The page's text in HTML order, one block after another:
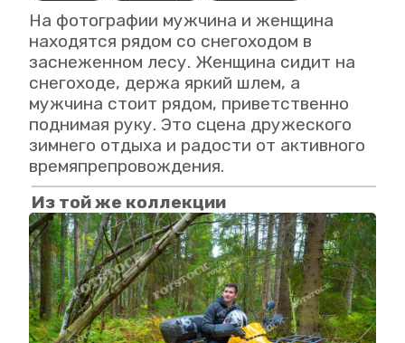
На фотографии мужчина и женщина
находятся рядом со снегоходом в
заснеженном лесу. Женщина сидит на
снегоходе, держа яркий шлем, а
мужчина стоит рядом, приветственно
поднимая руку. Это сцена дружеского
зимнего отдыха и радости от активного
времяпрепровождения.
Из той же коллекции